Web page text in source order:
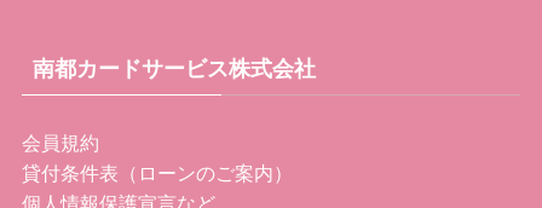
南都カードサービス株式会社
会員規約
貸付条件表（ローンのご案内）
個人情報保護宣言など